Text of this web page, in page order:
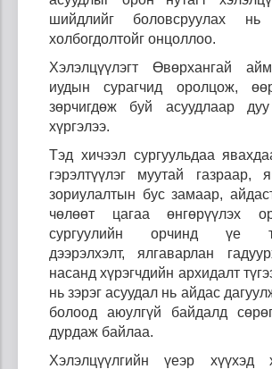
шийдлийг боловсруулах
холбогдолтойг онцоллоо.
Хэлэлцүүлэгт Өвөрхангай
иудын сурагчид оролцож,
зөрчигдөж буй асуудлаар
хүргэлээ.
Тэд хичээл сургуульдаа
гэрэлтүүлэг муутай газраар,
зориулалтын бус замаар,
чөлөөт цагаа өнгөрүүлэх
сургуулийн орчинд үе
дээрэлхэлт, ялгаварлан
насанд хүрэгчдийн архидалт
нь зэрэг асуудал нь айдас
болоод аюулгүй байдалд
дурдаж байлаа.
Хэлэлцүүлгийн үеэр хүүхэд